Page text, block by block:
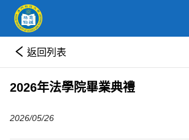
返回列表
2026年法學院畢業典禮
2026/05/26